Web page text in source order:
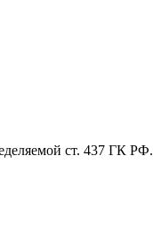
ст. 437 ГК РФ.